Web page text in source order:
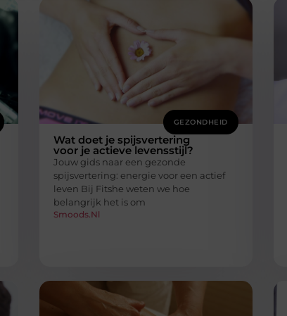
GEZONDHEID
Wat doet je spijsvertering
voor je actieve levensstijl?
Jouw gids naar een gezonde
spijsvertering: energie voor een actief
leven Bij Fitshe weten we hoe
belangrijk het is om
Smoods.nl